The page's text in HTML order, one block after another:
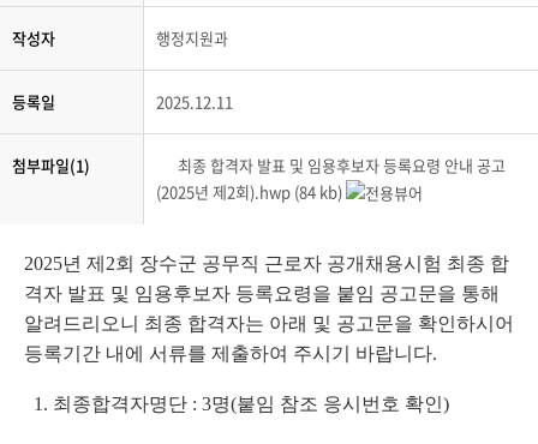
작성자 행정지원과
등록일 2025.12.11
첨부파일(1)
최종 합격자 발표 및 임용후보자 등록요령 안내 공고
(2025년 제2회).hwp (84 kb)
2025년 제2회 장수군 공무직 근로자 공개채용시험 최종 합
격자 발표 및 임용후보자 등록요령을 붙임 공고문을 통해
알려드리오니 최종 합격자는 아래 및 공고문을 확인하시어
등록기간 내에 서류를 제출하여 주시기 바랍니다.
1. 최종합격자명단 : 3명(붙임 참조 응시번호 확인)